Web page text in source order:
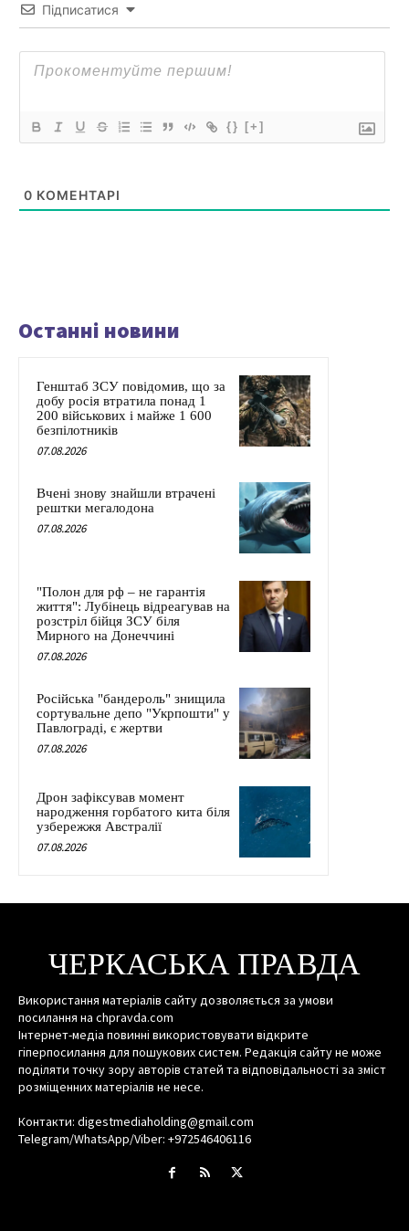
Підписатися
{} [+]
0 КОМЕНТАРІ
Останні новини
Генштаб ЗСУ повідомив, що за
добу росія втратила понад 1
200 військових і майже 1 600
безпілотників
07.08.2026
Вчені знову знайшли втрачені
рештки мегалодона
07.08.2026
"Полон для рф – не гарантія
життя": Лубінець відреагував на
розстріл бійця ЗСУ біля
Мирного на Донеччині
07.08.2026
Російська "бандероль" знищила
сортувальне депо "Укрпошти" у
Павлограді, є жертви
07.08.2026
Дрон зафіксував момент
народження горбатого кита біля
узбережжя Австралії
07.08.2026
ЧЕРКАСЬКА ПРАВДА
Використання матеріалів сайту дозволяється за умови
посилання на chpravda.com
Інтернет-медіа повинні використовувати відкрите
гіперпосилання для пошукових систем. Редакція сайту не може
поділяти точку зору авторів статей та відповідальності за зміст
розміщенних матеріалів не несе.
Контакти: digestmediaholding@gmail.com
Telegram/WhatsApp/Viber: +972546406116